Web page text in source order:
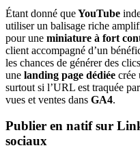
Étant donné queYouTube
utiliser un balisage riche
pour une miniature à fort
client accompagné d’un
les chances de générer des
une landing page dédiée crée
surtout si l’URL est traquée
vues et ventes dans GA4.
Publier en natif sur
sociaux